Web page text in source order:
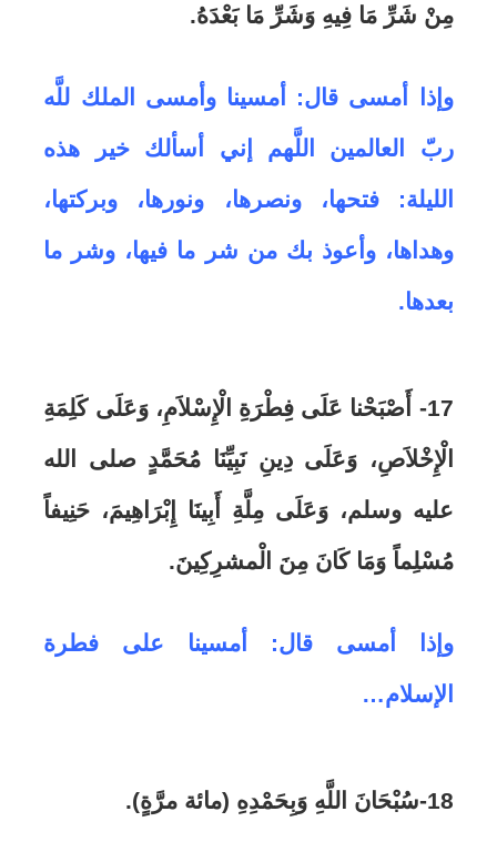
مِنْ شَرِّ مَا فِيهِ وَشَرِّ مَا بَعْدَهُ.
وإذا أمسى قال: أمسينا وأمسى الملك للَّه
ربّ العالمين اللَّهم إني أسألك خير هذه
الليلة: فتحها، ونصرها، ونورها، وبركتها،
وهداها، وأعوذ بك من شر ما فيها، وشر ما
بعدها.
17- أَصْبَحْنا عَلَى فِطْرَةِ الْإِسْلاَمِ، وَعَلَى كَلِمَةِ
الْإِخْلاَصِ، وَعَلَى دِينِ نَبِيِّنَا مُحَمَّدٍ صلى الله
عليه وسلم، وَعَلَى مِلَّةِ أَبِينَا إِبْرَاهِيمَ، حَنِيفاً
مُسْلِماً وَمَا كَانَ مِنَ الْمشرِكِينَ.
وإذا أمسى قال: أمسينا على فطرة
الإسلام…
18-سُبْحَانَ اللَّهِ وَبِحَمْدِهِ (مائة مرَّةٍ).